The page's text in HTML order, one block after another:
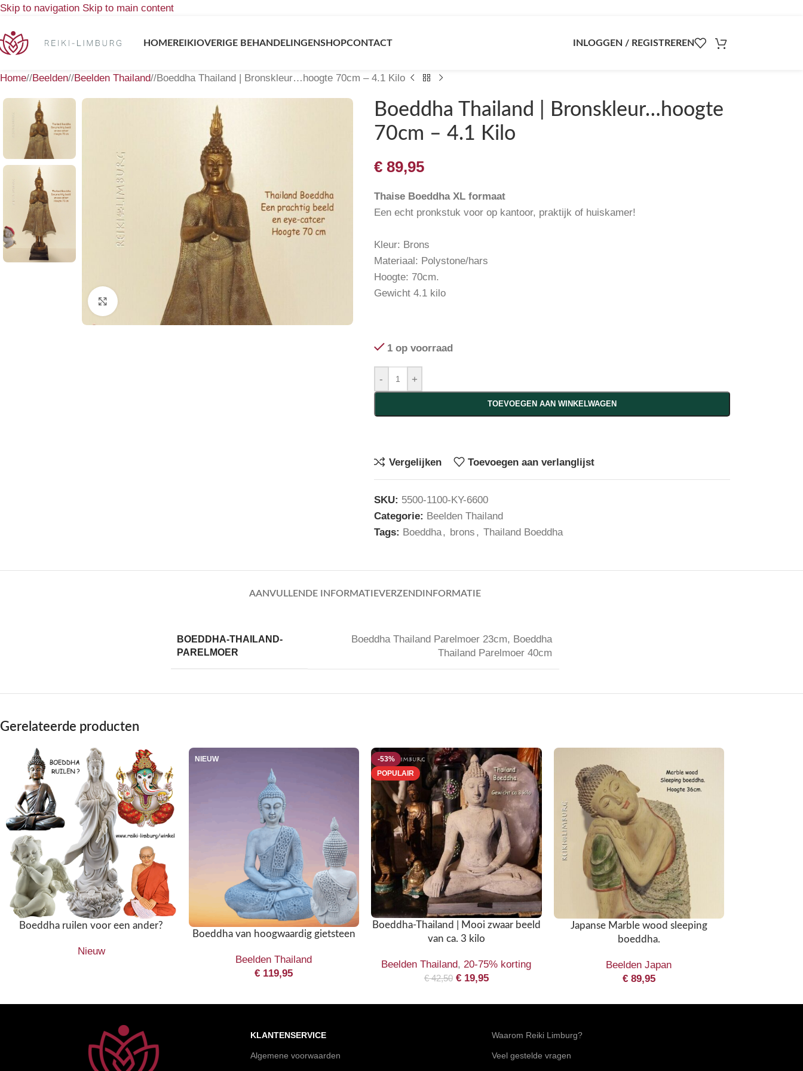
Skip to navigation Skip to main content
HOMEREIKIOVERIGE BEHANDELINGENSHOPCONTACT INLOGGEN / REGISTREREN
Home/ Beelden/ Beelden Thailand/ Boeddha Thailand | Bronskleur…hoogte 70cm – 4.1 Kilo
Klik om te vergroten
Boeddha Thailand | Bronskleur…hoogte
70cm – 4.1 Kilo
€89,95
Thaise Boeddha XL formaat
Een echt pronkstuk voor op kantoor, praktijk of huiskamer!
Kleur: Brons
Materiaal: Polystone/hars
Hoogte: 70cm.
Gewicht 4.1 kilo
1 op voorraad
- +
TOEVOEGEN AAN WINKELWAGEN
Vergelijken Toevoegen aan verlanglijst
SKU: 5500-1100-KY-6600
Categorie: Beelden Thailand
Tags: Boeddha, brons , Thailand Boeddha
AANVULLENDE INFORMATIEVERZENDINFORMATIE
BOEDDHA-THAILAND-
PARELMOER
Boeddha Thailand Parelmoer 23cm, Boeddha
Thailand Parelmoer 40cm
Gerelateerde producten
Boeddha ruilen voor een ander?
Nieuw
NIEUW
Boeddha van hoogwaardig gietsteen
Beelden Thailand
€ 119,95
-53%
POPULAIR
Boeddha-Thailand | Mooi zwaar beeld
van ca. 3 kilo
Beelden Thailand, 20-75% korting
€42,50 €19,95
Japanse Marble wood sleeping
boeddha.
Beelden Japan
€89,95
KLANTENSERVICE
Algemene voorwaarden
Waarom Reiki Limburg?
Veel gestelde vragen